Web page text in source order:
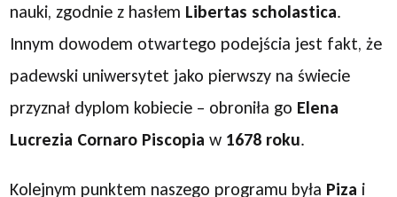
nauki, zgodnie z hasłem Libertas scholastica.
Innym dowodem otwartego podejścia jest fakt, że
padewski uniwersytet jako pierwszy na świecie
przyznał dyplom kobiecie – obroniła go Elena
Lucrezia Cornaro Piscopia w 1678 roku.
Kolejnym punktem naszego programu była Piza i